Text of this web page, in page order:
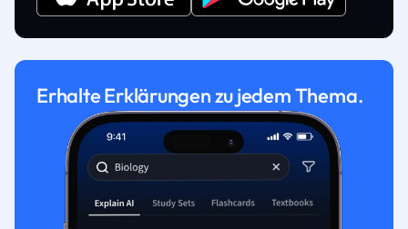
Erhalte Erklärungen zu jedem Thema.